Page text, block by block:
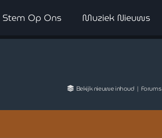
Stem Op Ons Muziek Nieuws
Bekijk nieuwe inhoud | Forums